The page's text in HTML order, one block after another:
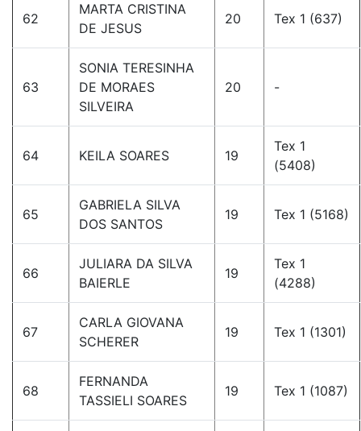
62
MARTA CRISTINA
DE JESUS
20 Tex 1 (637)
63
SONIA TERESINHA
DE MORAES
SILVEIRA
20 -
64 KEILA SOARES 19
Tex 1
(5408)
65
GABRIELA SILVA
DOS SANTOS
19 Tex 1 (5168)
66
JULIARA DA SILVA
BAIERLE
19
Tex 1
(4288)
67
CARLA GIOVANA
SCHERER
19 Tex 1 (1301)
68
FERNANDA
TASSIELI SOARES
19 Tex 1 (1087)